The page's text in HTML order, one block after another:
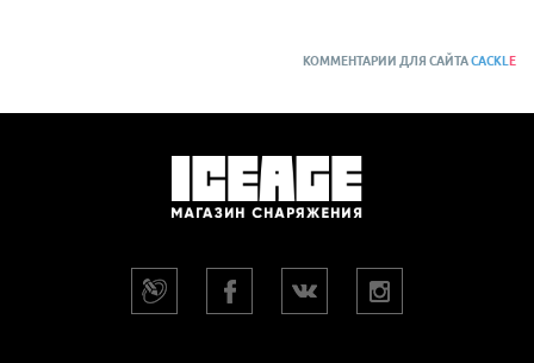
КОММЕНТАРИИ ДЛЯ САЙТАCACKL E